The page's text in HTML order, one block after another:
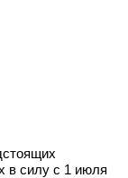
в силу с 1 июля